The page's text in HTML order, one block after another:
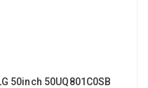
50inch 50UQ801C0SB